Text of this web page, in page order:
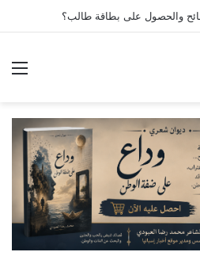
والحصول على بطاقة طالب؟